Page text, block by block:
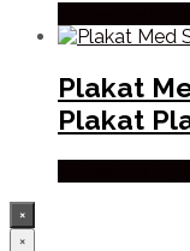
Plakat
Plakat
×
×